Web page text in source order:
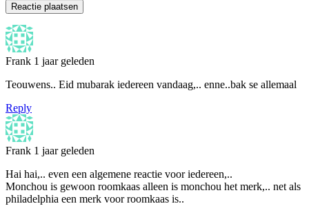
Reactie plaatsen
Frank 1 jaar geleden
Teouwens.. Eid mubarak iedereen vandaag,.. enne..bak se allemaal
Reply
Frank 1 jaar geleden
Hai hai,.. even een algemene reactie voor iedereen,..
Monchou is gewoon roomkaas alleen is monchou het merk,.. net als
philadelphia een merk voor roomkaas is..